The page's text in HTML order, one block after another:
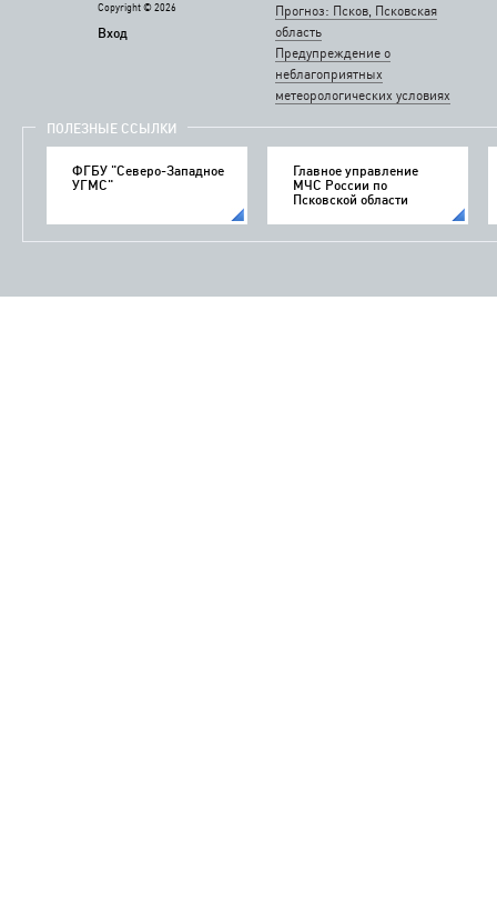
Copyright © 2026
Вход
Прогноз: Псков, Псковская
область
Предупреждение о
неблагоприятных
метеорологических условиях
ПОЛЕЗНЫЕ ССЫЛКИ
ФГБУ "Северо-Западное
УГМС"
Главное управление
МЧС России по
Псковской области